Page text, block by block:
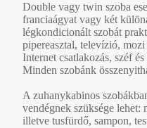
Double vagy twin szoba
franciaágyat vagy két
légkondicionált szobát
pipereasztal, televízió,
Internet csatlakozás, széf
Minden szobánk
A zuhanykabinos
vendégnek szüksége
illetve tusfürdő, sampon,